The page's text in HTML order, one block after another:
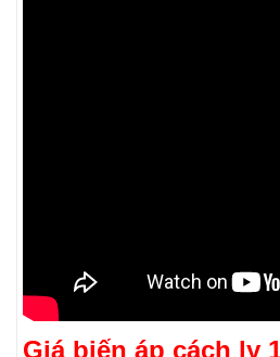
Giá biến áp cách ly